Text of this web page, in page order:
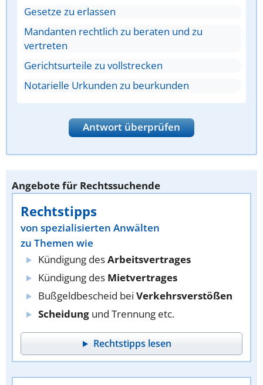
Gesetze zu erlassen
Mandanten rechtlich zu beraten und zu
vertreten
Gerichtsurteile zu vollstrecken
Notarielle Urkunden zu beurkunden
Antwort überprüfen
Angebote für Rechtssuchende
Rechtstipps
von spezialisierten Anwälten
zu Themen wie
Kündigung desArbeitsvertrages
Kündigung des Mietvertrages
Bußgeldbescheid bei Verkehrsverstößen
Scheidung und Trennung etc.
Rechtstipps lesen